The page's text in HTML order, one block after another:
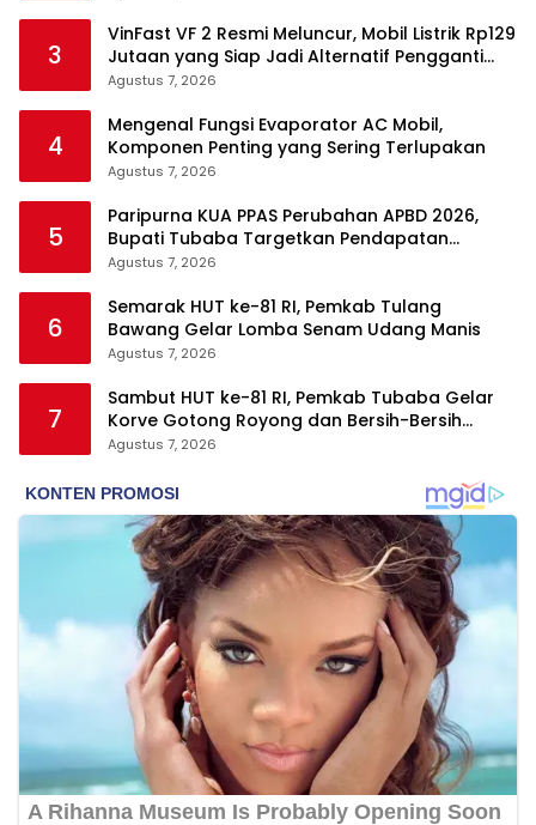
3
VinFast VF 2 Resmi Meluncur, Mobil Listrik Rp129
Jutaan yang Siap Jadi Alternatif Pengganti
Motor
Agustus 7, 2026
4
Mengenal Fungsi Evaporator AC Mobil,
Komponen Penting yang Sering Terlupakan
Agustus 7, 2026
5
Paripurna KUA PPAS Perubahan APBD 2026,
Bupati Tubaba Targetkan Pendapatan
Daerah Rp820,3 Miliar
Agustus 7, 2026
6
Semarak HUT ke-81 RI, Pemkab Tulang
Bawang Gelar Lomba Senam Udang Manis
Agustus 7, 2026
7
Sambut HUT ke-81 RI, Pemkab Tubaba Gelar
Korve Gotong Royong dan Bersih-Bersih
Serentak
Agustus 7, 2026